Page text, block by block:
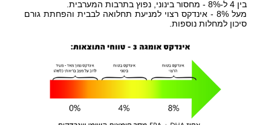
בין 4 ל-8% - מחסור בינוני, נפוץ בתרבות המערבית.
מעל 8% - אינדקס רצוי למניעת תחלואה לבבית והפחתת גורם
סיכון למחלות נוספות.